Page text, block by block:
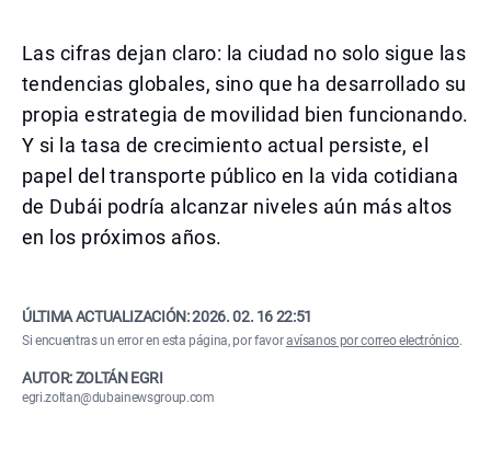
Las cifras dejan claro: la ciudad no solo sigue las
tendencias globales, sino que ha desarrollado su
propia estrategia de movilidad bien funcionando.
Y si la tasa de crecimiento actual persiste, el
papel del transporte público en la vida cotidiana
de Dubái podría alcanzar niveles aún más altos
en los próximos años.
ÚLTIMA ACTUALIZACIÓN:2026. 02. 16 22:51
Si encuentras un error en esta página, por favoravísanos por correo electrónico.
AUTOR: ZOLTÁN EGRI
egri.zoltan@dubainewsgroup.com